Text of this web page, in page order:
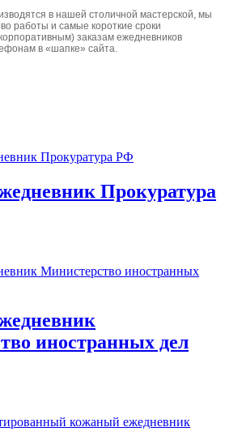
в нашей столичной мастерской, мы
работы и самые короткие сроки
заказам ежедневников
в «шапке» сайта.
Прокуратура
иностранных дел